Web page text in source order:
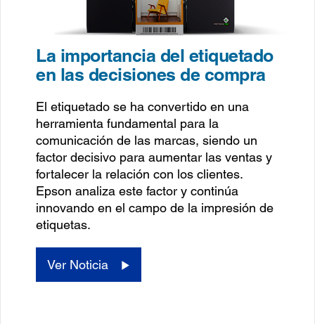
La importancia del etiquetado
en las decisiones de compra
El etiquetado se ha convertido en una
herramienta fundamental para la
comunicación de las marcas, siendo un
factor decisivo para aumentar las ventas y
fortalecer la relación con los clientes.
Epson analiza este factor y continúa
innovando en el campo de la impresión de
etiquetas.
Ver Noticia